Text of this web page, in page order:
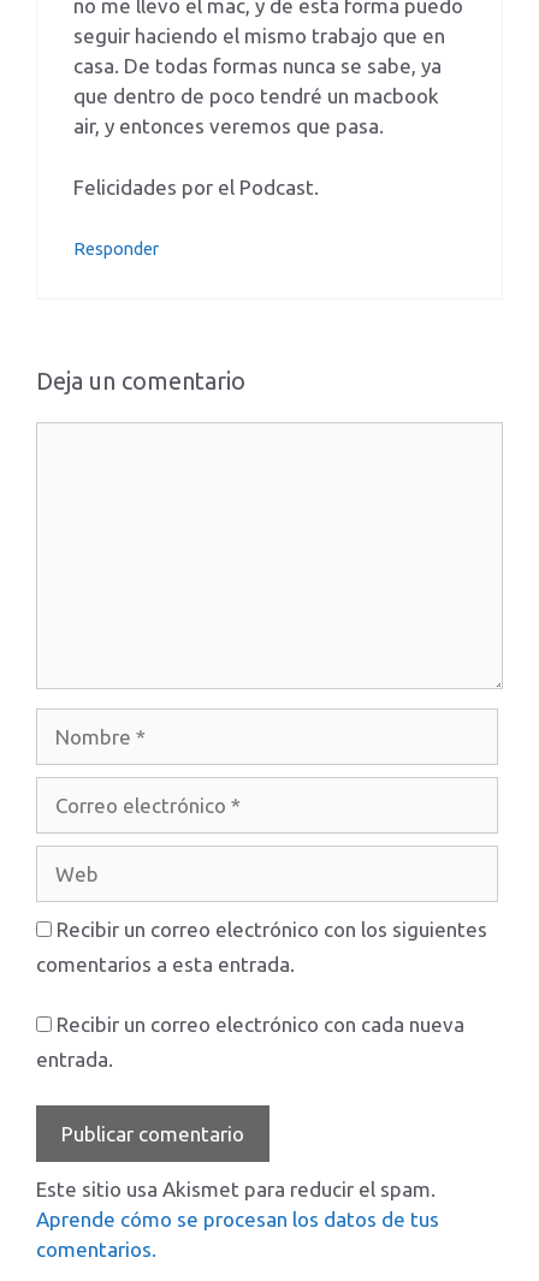
no me llevo el mac, y de esta forma puedo
seguir haciendo el mismo trabajo que en
casa. De todas formas nunca se sabe, ya
que dentro de poco tendré un macbook
air, y entonces veremos que pasa.
Felicidades por el Podcast.
Responder
Deja un comentario
electrónico
Recibir un correo electrónico con los siguientes
comentarios a esta entrada.
Recibir un correo electrónico con cada nueva
entrada.
Este sitio usa Akismet para reducir el spam.
Aprende cómo se procesan los datos de tus
comentarios.